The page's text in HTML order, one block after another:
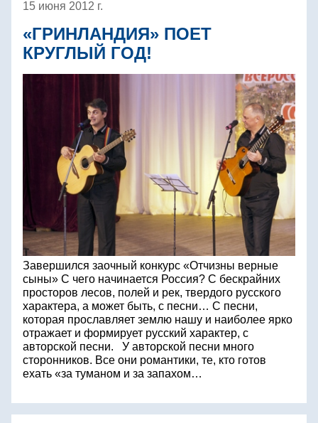
15 июня 2012 г.
«ГРИНЛАНДИЯ» ПОЕТ
КРУГЛЫЙ ГОД!
Завершился заочный конкурс «Отчизны верные
сыны» С чего начинается Россия? С бескрайних
просторов лесов, полей и рек, твердого русского
характера, а может быть, с песни… С песни,
которая прославляет землю нашу и наиболее ярко
отражает и формирует русский характер, с
авторской песни. У авторской песни много
сторонников. Все они романтики, те, кто готов
ехать «за туманом и за запахом…